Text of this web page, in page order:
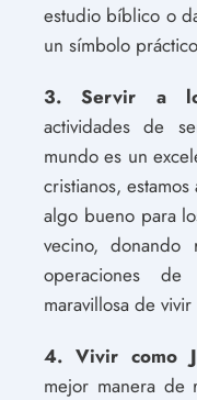
estudio bíblico o
un símbolo
3. Servir a
actividades de
mundo es un
cristianos,
algo bueno para
vecino, donando
operaciones
maravillosa de
4. Vivir como
mejor manera de